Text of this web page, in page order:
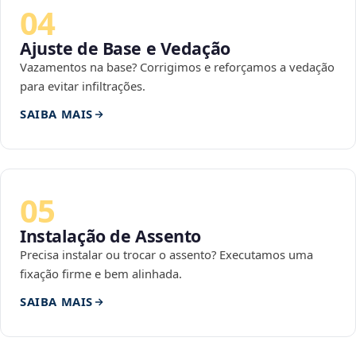
04
Ajuste de Base e Vedação
Vazamentos na base? Corrigimos e reforçamos a vedação
para evitar infiltrações.
SAIBA MAIS
05
Instalação de Assento
Precisa instalar ou trocar o assento? Executamos uma
fixação firme e bem alinhada.
SAIBA MAIS